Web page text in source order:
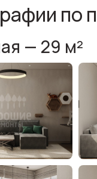
по
— 29 м²